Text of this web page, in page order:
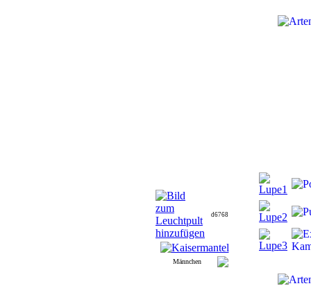
d6768
Männchen